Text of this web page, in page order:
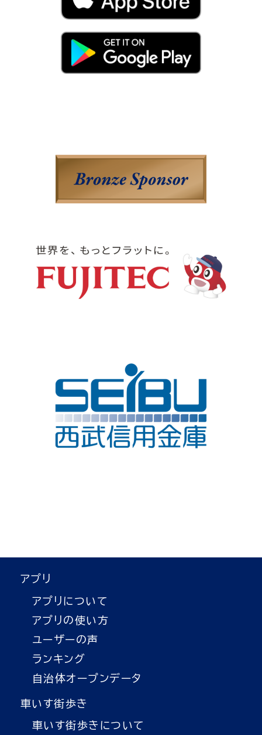
アプリ
アプリについて
アプリの使い方
ユーザーの声
ランキング
自治体オープンデータ
車いす街歩き
車いす街歩きについて